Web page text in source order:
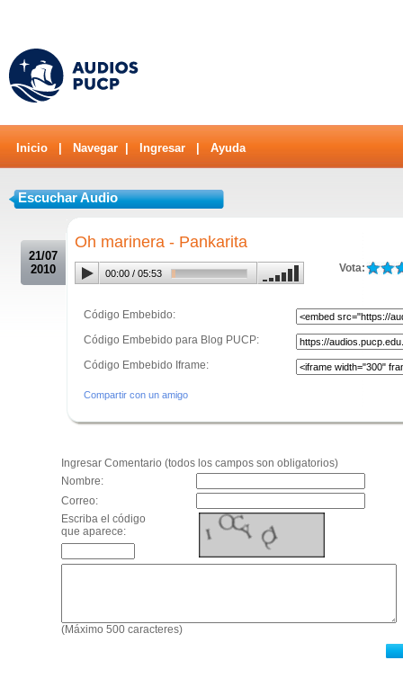
Inicio Navegar Ingresar Ayuda
Escuchar Audio
21/07
2010
Oh marinera - Pankarita
Vota:
00:00 / 05:53
Código Embebido:
Código Embebido para Blog PUCP:
Código Embebido Iframe:
Compartir con un amigo
Ingresar Comentario (todos los campos son obligatorios)
Nombre:
Correo:
Escriba el código
que aparece:
(Máximo 500 caracteres)